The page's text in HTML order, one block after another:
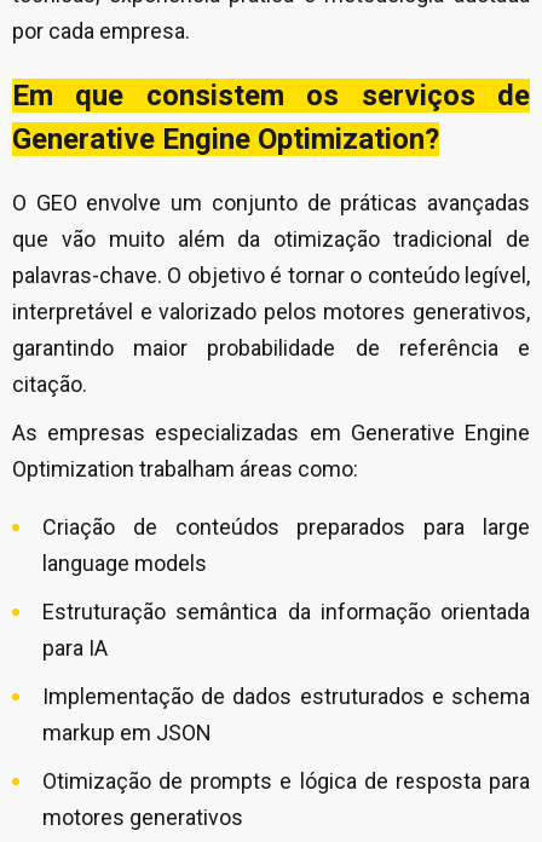
por cada empresa.
Em que consistem os serviços de
Generative Engine Optimization?
O GEO envolve um conjunto de práticas avançadas
que vão muito além da otimização tradicional de
palavras-chave. O objetivo é tornar o conteúdo legível,
interpretável e valorizado pelos motores generativos,
garantindo maior probabilidade de referência e
citação.
As empresas especializadas em Generative Engine
Optimization trabalham áreas como:
Criação de conteúdos preparados para large
language models
Estruturação semântica da informação orientada
para IA
Implementação de dados estruturados e schema
markup em JSON
Otimização de prompts e lógica de resposta para
motores generativos